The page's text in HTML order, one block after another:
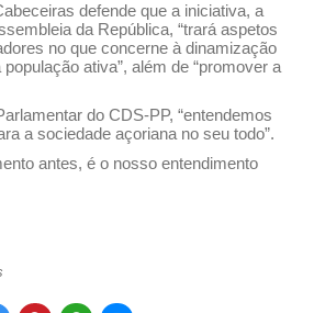
defende que a iniciativa, a
da República, “trará aspetos
no que concerne à dinamização
ativa”, além de “promover a
do CDS-PP, “entendemos
a sociedade açoriana no seu todo”.
antes, é o nosso entendimento